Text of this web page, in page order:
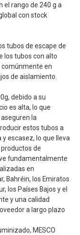
el rango de 240 g a
con stock
tubos de escape de
los tubos con alto
comúnmente en
de aislamiento.
debido a su
es alta, lo que
la
estos tubos a
escasez, lo que lleva
de
fundamentalmente
en
Bahréin, los Emiratos
los Países Bajos y el
y una calidad
a largo plazo
MESCO